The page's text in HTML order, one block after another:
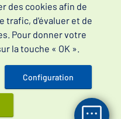
nos clients
des cookies afin de
trafic, d'évaluer et de
Pour donner votre
la touche « OK ».
Configuration